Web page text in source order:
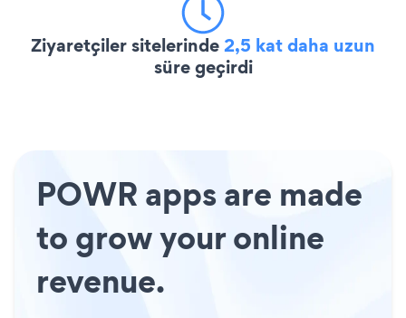
Ziyaretçiler sitelerinde2,5 kat daha uzun
süre geçirdi
POWR apps are made
to grow your online
revenue.